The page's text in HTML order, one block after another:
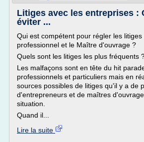
Litiges avec les entreprises :
éviter ...
Qui est compétent pour régler les litiges
professionnel et le Maître d'ouvrage ?
Quels sont les litiges les plus fréquents
Les malfaçons sont en tête du hit
professionnels et particuliers mais en
sources possibles de litiges qu'il y a de
d'entrepreneurs et de maîtres
situation.
Quand il...
Lire la suite